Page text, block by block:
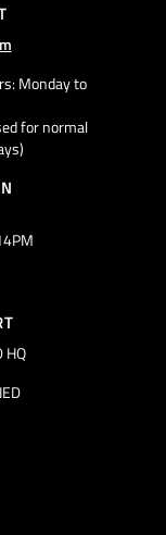
Monday to
for normal
HQ